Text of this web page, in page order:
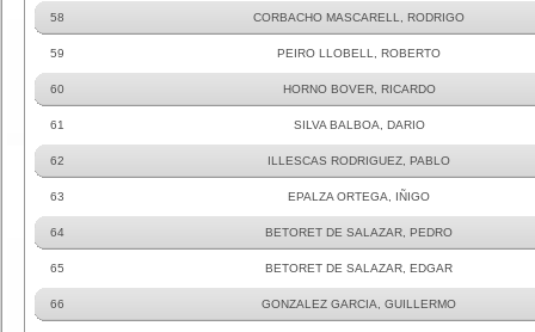
58 CORBACHO MASCARELL, RODRIGO
59 PEIRO LLOBELL, ROBERTO
60 HORNO BOVER, RICARDO
61 SILVA BALBOA, DARIO
62 ILLESCAS RODRIGUEZ, PABLO
63 EPALZA ORTEGA, IÑIGO
64 BETORET DE SALAZAR, PEDRO
65 BETORET DE SALAZAR, EDGAR
66 GONZALEZ GARCIA, GUILLERMO